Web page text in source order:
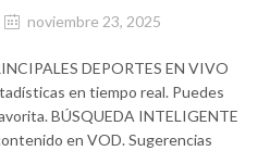
noviembre 23, 2025
DEPORTES EN VIVO
en tiempo real. Puedes
BÚSQUEDA INTELIGENTE
en VOD. Sugerencias